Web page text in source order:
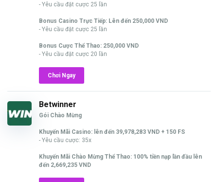
- Yêu cầu đặt cược 25 lần
Bonus Casino Trực Tiếp: Lên đến 250,000 VND
- Yêu cầu đặt cược 25 lần
Bonus Cược Thể Thao: 250,000 VND
- Yêu cầu đặt cược 20 lần
Chơi Ngay
Betwinner
Gói Chào Mừng
Khuyến Mãi Casino: lên đến 39,978,283 VND + 150 FS
- Yêu cầu cược: 35x
Khuyến Mãi Chào Mừng Thể Thao: 100% tiền nạp lần đầu lên
đến 2,669,235 VND